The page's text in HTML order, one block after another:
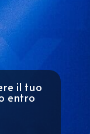
il tuo
entro